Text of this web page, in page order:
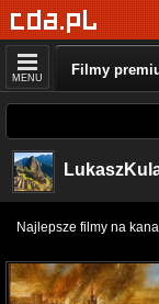
MENU Filmy
Najlepsze filmy na